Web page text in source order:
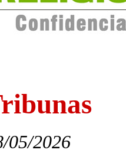
05/2026